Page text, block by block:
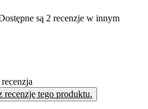
są 2 recenzje w innym
tego produktu.